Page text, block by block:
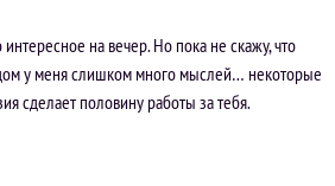
на вечер. Но пока не скажу, что
у меня слишком много мыслей… некоторые
сделает половину работы за тебя.